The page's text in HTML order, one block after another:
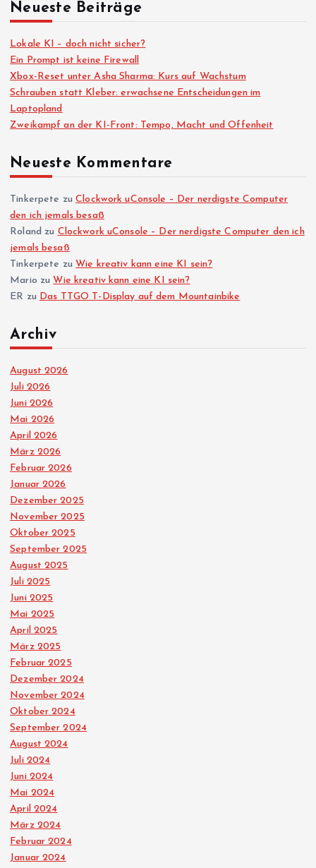
Neueste Beiträge
Lokale KI – doch nicht sicher?
Ein Prompt ist keine Firewall
Xbox-Reset unter Asha Sharma: Kurs auf Wachstum
Schrauben statt Kleber: erwachsene Entscheidungen im
Laptopland
Zweikampf an der KI-Front: Tempo, Macht und Offenheit
Neueste Kommentare
Tinkerpete zuClockwork uConsole – Der nerdigste Computer
den ich jemals besaß
Roland zu Clockwork uConsole – Der nerdigste Computer den ich
jemals besaß
Tinkerpete zu Wie kreativ kann eine KI sein?
Mario zu Wie kreativ kann eine KI sein?
ER zu Das TTGO T-Display auf dem Mountainbike
Archiv
August 2026
Juli 2026
Juni 2026
Mai 2026
April 2026
März 2026
Februar 2026
Januar 2026
Dezember 2025
November 2025
Oktober 2025
September 2025
August 2025
Juli 2025
Juni 2025
Mai 2025
April 2025
März 2025
Februar 2025
Dezember 2024
November 2024
Oktober 2024
September 2024
August 2024
Juli 2024
Juni 2024
Mai 2024
April 2024
März 2024
Februar 2024
Januar 2024